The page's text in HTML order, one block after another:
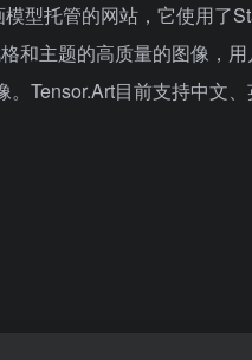
型托管的网站，它使用了
和主题的高质量的图像，
Tensor.Art目前支持中文、